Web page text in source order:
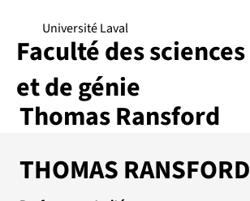
Thomas Ransford
Université Laval
Faculté des sciences
et de génie
THOMAS RANSFORD